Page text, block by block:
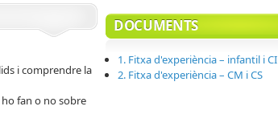
i comprendre la
fan o no sobre
DOCUMENTS
1. Fitxa d'experiència – infantil i CI
2. Fitxa d'experiència – CM i CS